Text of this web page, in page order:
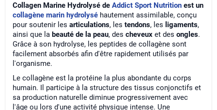
Collagen Marine Hydrolysé de Addict Sport Nutrition est un
collagène marin hydrolysé hautement assimilable, conçu
pour soutenir les articulations, les tendons, les ligaments,
ainsi que la beauté de la peau, des cheveux et des ongles.
Grâce à son hydrolyse, les peptides de collagène sont
facilement absorbés afin d'être rapidement utilisés par
l'organisme.
Le collagène est la protéine la plus abondante du corps
humain. Il participe à la structure des tissus conjonctifs et
sa production naturelle diminue progressivement avec
l'âge ou lors d'une activité physique intense. Une